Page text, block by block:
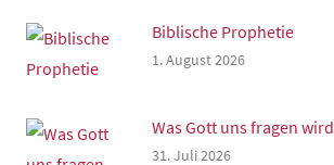
Biblische Prophetie
1. August 2026
Was Gott uns fragen wird
31. Juli 2026